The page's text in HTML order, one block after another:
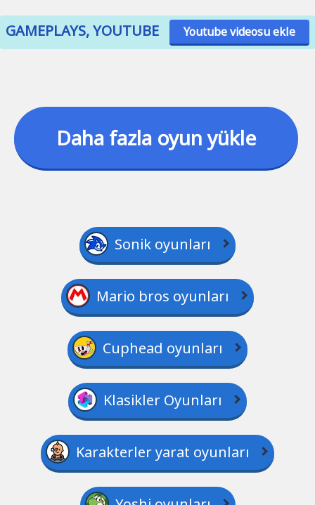
GAMEPLAYS, YOUTUBE Youtube videosu ekle
Daha fazla oyun yükle
Sonik oyunları
Mario bros oyunları
Cuphead oyunları
Klasikler Oyunları
Karakterler yarat oyunları